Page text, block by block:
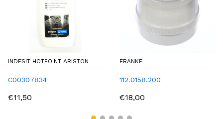
INDESIT HOTPOINT ARISTON
C00307834
€11,50
FRANKE
112.0158.200
€18,00